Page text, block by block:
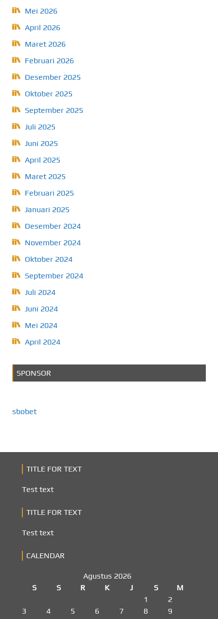
Mei 2026
April 2026
Maret 2026
Februari 2026
Desember 2025
Oktober 2025
September 2025
Juli 2025
Juni 2025
April 2025
Maret 2025
Februari 2025
Januari 2025
Desember 2024
November 2024
Oktober 2024
September 2024
Juli 2024
Juni 2024
Mei 2024
April 2024
SPONSOR
sbobet
TITLE FOR TEXT
Test text
TITLE FOR TEXT
Test text
CALENDAR
Agustus 2026
S
S R K J S
M
1
2
3
4 5 6 7 8
9